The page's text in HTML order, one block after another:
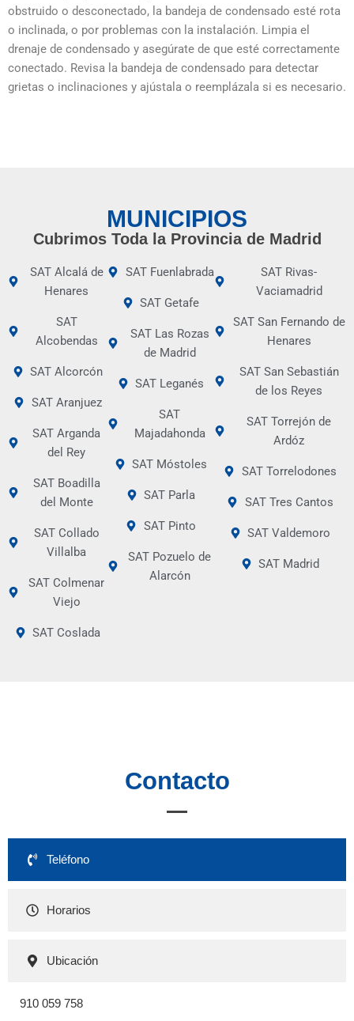
obstruido o desconectado, la bandeja de condensado esté rota
o inclinada, o por problemas con la instalación. Limpia el
drenaje de condensado y asegúrate de que esté correctamente
conectado. Revisa la bandeja de condensado para detectar
grietas o inclinaciones y ajústala o reemplázala si es necesario.
MUNICIPIOS
Cubrimos Toda la Provincia de Madrid
SAT Alcalá de
Henares
SAT
Alcobendas
SAT Alcorcón
SAT Aranjuez
SAT Arganda
del Rey
SAT Boadilla
del Monte
SAT Collado
Villalba
SAT Colmenar
Viejo
SAT Coslada
SAT Fuenlabrada
SAT Getafe
SAT Las Rozas
de Madrid
SAT Leganés
SAT
Majadahonda
SAT Móstoles
SAT Parla
SAT Pinto
SAT Pozuelo de
Alarcón
SAT Rivas-
Vaciamadrid
SAT San Fernando de
Henares
SAT San Sebastián
de los Reyes
SAT Torrejón de
Ardóz
SAT Torrelodones
SAT Tres Cantos
SAT Valdemoro
SAT Madrid
Contacto
Teléfono
Horarios
Ubicación
910 059 758